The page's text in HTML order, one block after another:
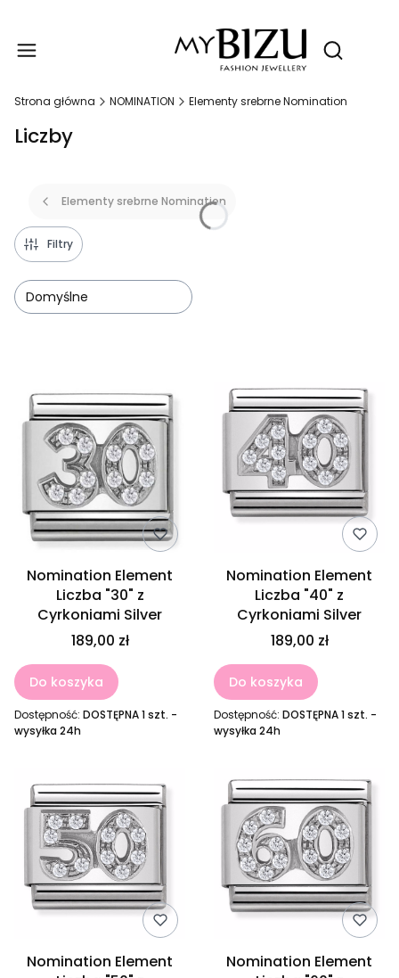
Otwórz
Strona główna NOMINATION Elementy srebrne Nomination
Liczby
Elementy srebrne Nomination
Filtry
Domyślne
Nomination Element
Liczba "30" z
Cyrkoniami Silver
189,00 zł
Do koszyka
Dostępność: DOSTĘPNA 1 szt. -
wysyłka 24h
Nomination Element
Liczba "40" z
Cyrkoniami Silver
189,00 zł
Do koszyka
Dostępność: DOSTĘPNA 1 szt. -
wysyłka 24h
Nomination Element
Nomination Element